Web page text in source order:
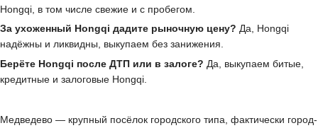
Hongqi, в том числе свежие и с пробегом.
За ухоженный Hongqi дадите рыночную цену? Да, Hongqi
надёжны и ликвидны, выкупаем без занижения.
Берёте Hongqi после ДТП или в залоге? Да, выкупаем битые,
кредитные и залоговые Hongqi.
Медведево — крупный посёлок городского типа, фактически город-